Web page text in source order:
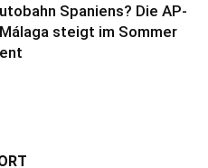
Spaniens? Die AP-
steigt im Sommer